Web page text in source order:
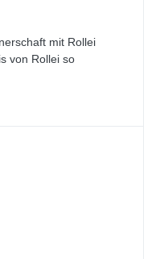
mit Rollei
von Rollei so